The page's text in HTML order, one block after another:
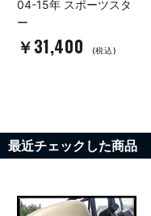
04-15年 スポーツスタ
ー
￥31,400 (税込)
最近チェックした商品